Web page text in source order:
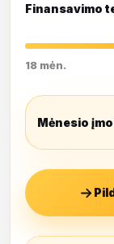
Finansavimo
18 mėn.
Mėnesio